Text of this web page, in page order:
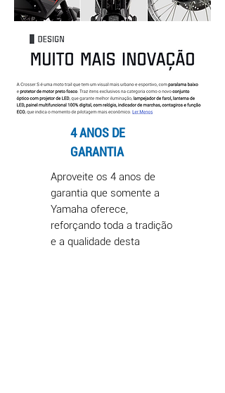
4 ANOS DE
GARANTIA
Aproveite os 4 anos de
garantia que somente a
Yamaha oferece,
reforçando toda a tradição
e a qualidade desta